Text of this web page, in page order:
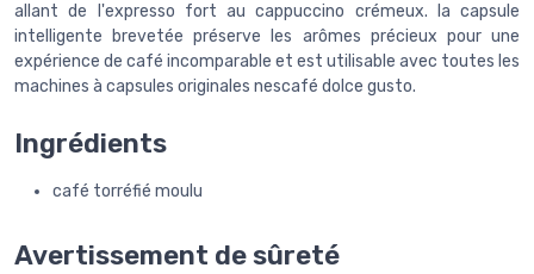
allant de l'expresso fort au cappuccino crémeux. la capsule
intelligente brevetée préserve les arômes précieux pour une
expérience de café incomparable et est utilisable avec toutes les
machines à capsules originales nescafé dolce gusto.
Ingrédients
café torréfié moulu
Avertissement de sûreté